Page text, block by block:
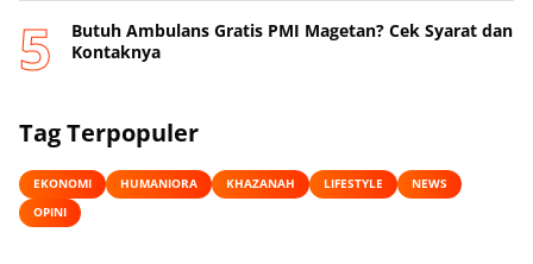
Butuh Ambulans Gratis PMI Magetan? Cek Syarat dan
Kontaknya
Tag Terpopuler
EKONOMI HUMANIORA KHAZANAH LIFESTYLE
NEWS
OPINI